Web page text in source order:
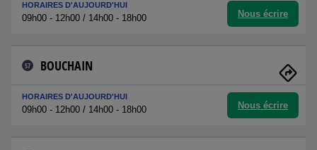
HORAIRES D'AUJOURD'HUI
09h00 - 12h00 / 14h00 - 18h00 Nous écrire
57 BOUCHAIN
HORAIRES D'AUJOURD'HUI
09h00 - 12h00 / 14h00 - 18h00 Nous écrire